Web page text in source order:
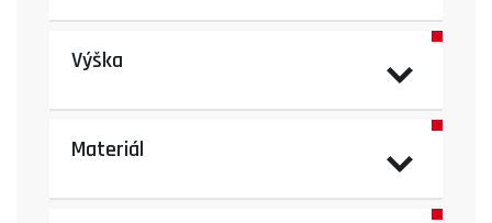
Výška
Materiál